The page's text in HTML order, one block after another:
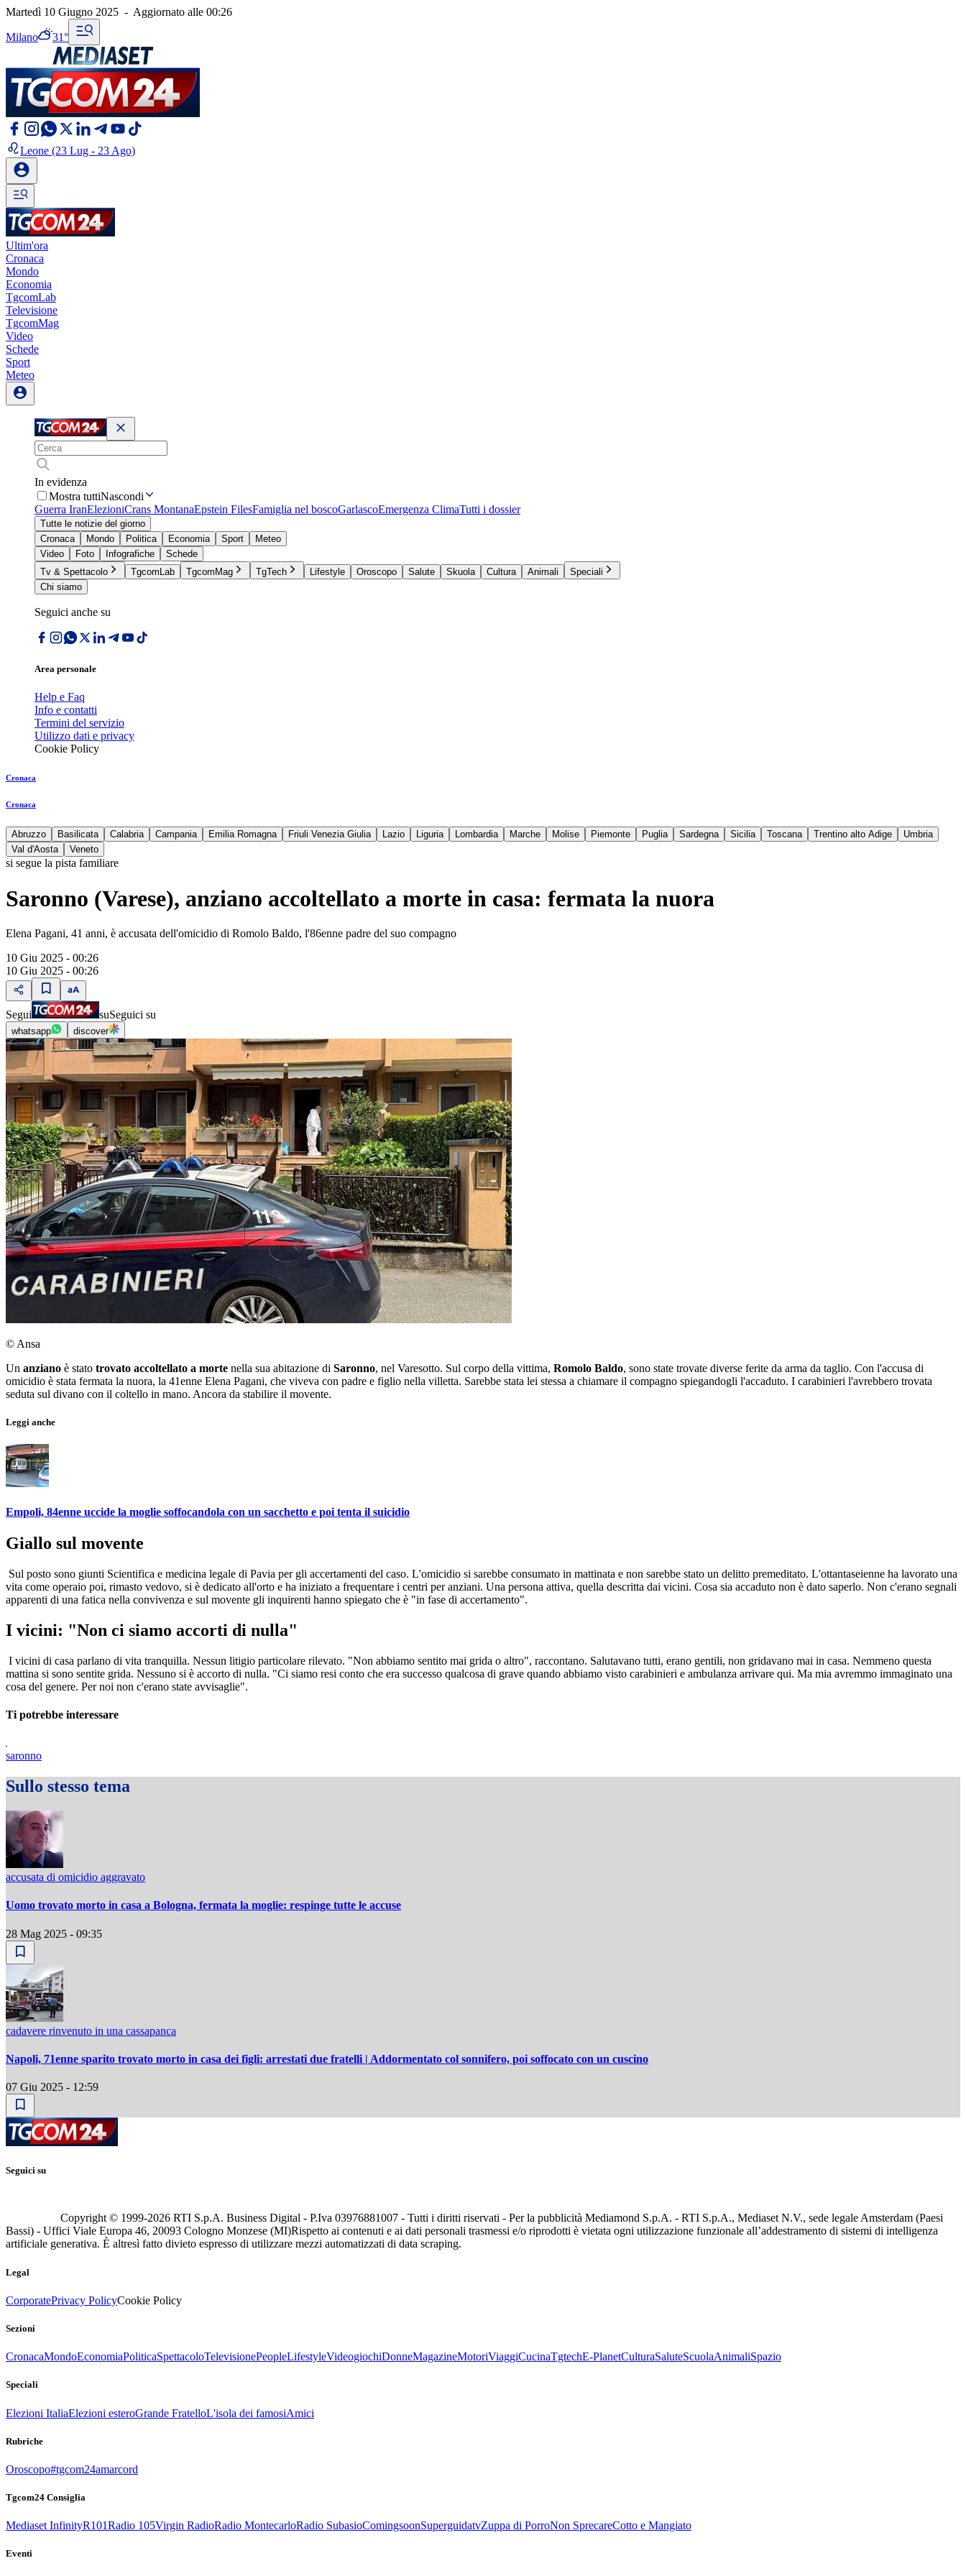
Martedì 10 Giugno 2025 - Aggiornato alle 00:26
Milano 31°
Leone (23 Lug - 23 Ago)
Ultim'ora
Cronaca
Mondo
Economia
TgcomLab
Televisione
TgcomMag
Video
Schede
Sport
Meteo
In evidenza
Mostra tuttiNascondi
Guerra IranElezioniCrans MontanaEpstein FilesFamiglia nel boscoGarlascoEmergenza ClimaTutti i dossier
Tutte le notizie del giorno
Cronaca
Mondo Politica Economia Sport
Meteo
Video
Foto Infografiche
Schede
Tv & Spettacolo
TgcomLab TgcomMag TgTech Lifestyle Oroscopo Salute Skuola Cultura Animali
Speciali
Chi siamo
Seguici anche su
Area personale
Help e Faq
Info e contatti
Termini del servizio
Utilizzo dati e privacy
Cookie Policy
Cronaca
Cronaca
Abruzzo Basilicata Calabria Campania Emilia Romagna Friuli Venezia Giulia Lazio Liguria Lombardia Marche Molise Piemonte Puglia Sardegna Sicilia Toscana Trentino alto Adige
Umbria
Val d'Aosta
Veneto
si segue la pista familiare
Saronno (Varese), anziano accoltellato a morte in casa: fermata la nuora
Elena Pagani, 41 anni, è accusata dell'omicidio di Romolo Baldo, l'86enne padre del suo compagno
10 Giu 2025 - 00:26
10 Giu 2025 - 00:26
Segui suSeguici su
whatsapp discover
© Ansa
Un anziano è stato trovato accoltellato a morte nella sua abitazione di Saronno, nel Varesotto. Sul corpo della vittima, Romolo Baldo, sono state trovate diverse ferite da arma da taglio. Con l'accusa di
omicidio è stata fermata la nuora, la 41enne Elena Pagani, che viveva con padre e figlio nella villetta. Sarebbe stata lei stessa a chiamare il compagno spiegandogli l'accaduto. I carabinieri l'avrebbero trovata
seduta sul divano con il coltello in mano. Ancora da stabilire il movente.
Leggi anche
Empoli, 84enne uccide la moglie soffocandola con un sacchetto e poi tenta il suicidio
Giallo sul movente
Sul posto sono giunti Scientifica e medicina legale di Pavia per gli accertamenti del caso. L'omicidio si sarebbe consumato in mattinata e non sarebbe stato un delitto premeditato. L'ottantaseienne ha lavorato una
vita come operaio poi, rimasto vedovo, si è dedicato all'orto e ha iniziato a frequentare i centri per anziani. Una persona attiva, quella descritta dai vicini. Cosa sia accaduto non è dato saperlo. Non c'erano segnali
apparenti di una fatica nella convivenza e sul movente gli inquirenti hanno spiegato che è "in fase di accertamento".
I vicini: "Non ci siamo accorti di nulla"
I vicini di casa parlano di vita tranquilla. Nessun litigio particolare rilevato. "Non abbiamo sentito mai grida o altro", raccontano. Salutavano tutti, erano gentili, non gridavano mai in casa. Nemmeno questa
mattina si sono sentite grida. Nessuno si è accorto di nulla. "Ci siamo resi conto che era successo qualcosa di grave quando abbiamo visto carabinieri e ambulanza arrivare qui. Ma mia avremmo immaginato una
cosa del genere. Per noi non c'erano state avvisaglie".
Ti potrebbe interessare
saronno
Sullo stesso tema
accusata di omicidio aggravato
Uomo trovato morto in casa a Bologna, fermata la moglie: respinge tutte le accuse
28 Mag 2025 - 09:35
cadavere rinvenuto in una cassapanca
Napoli, 71enne sparito trovato morto in casa dei figli: arrestati due fratelli | Addormentato col sonnifero, poi soffocato con un cuscino
07 Giu 2025 - 12:59
Seguici su
Copyright © 1999-2026 RTI S.p.A. Business Digital - P.Iva 03976881007 - Tutti i diritti riservati - Per la pubblicità Mediamond S.p.A. - RTI S.p.A., Mediaset N.V., sede legale Amsterdam (Paesi
Bassi) - Uffici Viale Europa 46, 20093 Cologno Monzese (MI)Rispetto ai contenuti e ai dati personali trasmessi e/o riprodotti è vietata ogni utilizzazione funzionale all’addestramento di sistemi di intelligenza
artificiale generativa. È altresì fatto divieto espresso di utilizzare mezzi automatizzati di data scraping.
Legal
CorporatePrivacy PolicyCookie Policy
Sezioni
CronacaMondoEconomiaPoliticaSpettacoloTelevisionePeopleLifestyleVideogiochiDonneMagazineMotoriViaggiCucinaTgtechE-PlanetCulturaSaluteScuolaAnimaliSpazio
Speciali
Elezioni ItaliaElezioni esteroGrande FratelloL'isola dei famosiAmici
Rubriche
Oroscopo#tgcom24amarcord
Tgcom24 Consiglia
Mediaset InfinityR101Radio 105Virgin RadioRadio MontecarloRadio SubasioComingsoonSuperguidatvZuppa di PorroNon SprecareCotto e Mangiato
Eventi